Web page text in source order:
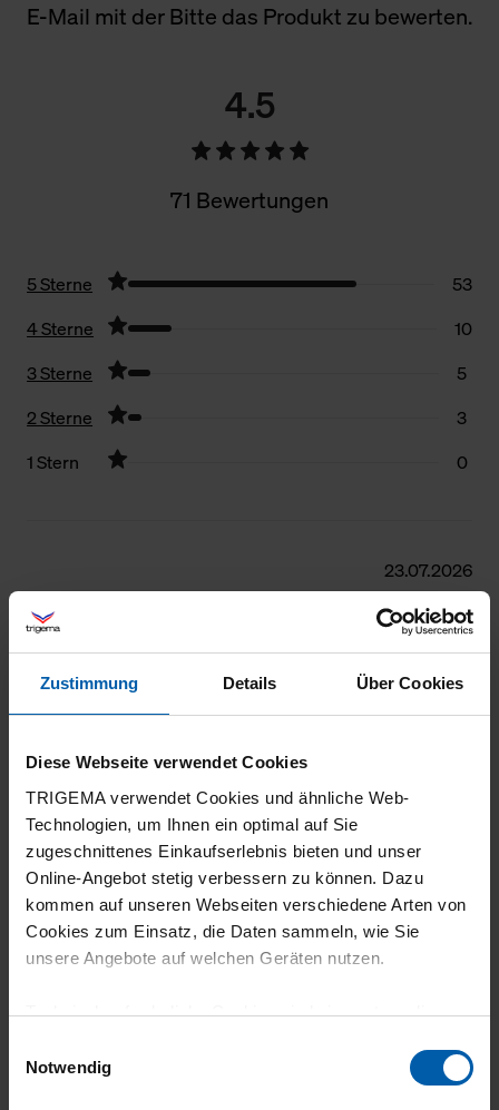
Zustimmung Details Über Cookies
Diese Webseite verwendet Cookies
TRIGEMA verwendet Cookies und ähnliche Web-
Technologien, um Ihnen ein optimal auf Sie
zugeschnittenes Einkaufserlebnis bieten und unser
Online-Angebot stetig verbessern zu können. Dazu
kommen auf unseren Webseiten verschiedene Arten von
Cookies zum Einsatz, die Daten sammeln, wie Sie
unsere Angebote auf welchen Geräten nutzen.
Technisch erforderliche Cookies sind eine notwendige
grundlegende Funktionen wie etwa zur Auswahl und
Notwendig
E-Mail mit der Bitte das Produkt zu bewerten.
4.5
71 Bewertungen
5 Sterne
53
4 Sterne
10
3 Sterne
5
2 Sterne
3
1 Stern
0
23.07.2026
gute Passform, beste Qualität
4
Gute Erahrung.
3
Zu stark im Vordergrund stehende Corporate